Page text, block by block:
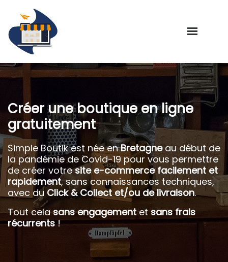
Créer une boutique en ligne
gratuitement
Simple Boutik est née enBretagneau début de
la pandémie de Covid-19 pour vous permettre
de créer votresite e-commerce facilement et
rapidement, sans connaissances techniques,
avec du Click & Collect et/ou de livraison.
Tout celasans engagementetsans frais
récurrents!